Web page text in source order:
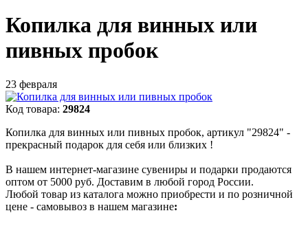
Копилка для винных или
пивных пробок
23 февраля
Код товара: 29824
Копилка для винных или пивных пробок, артикул "29824" -
прекрасный подарок для себя или близких !
В нашем интернет-магазине сувениры и подарки продаются
оптом от 5000 руб. Доставим в любой город России.
Любой товар из каталога можно приобрести и по розничной
цене - самовывоз в нашем магазине: